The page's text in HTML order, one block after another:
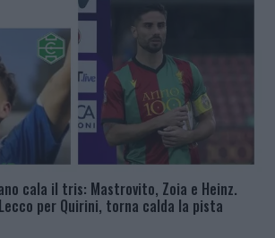
cala il tris: Mastrovito, Zoia e Heinz.
per Quirini, torna calda la pista